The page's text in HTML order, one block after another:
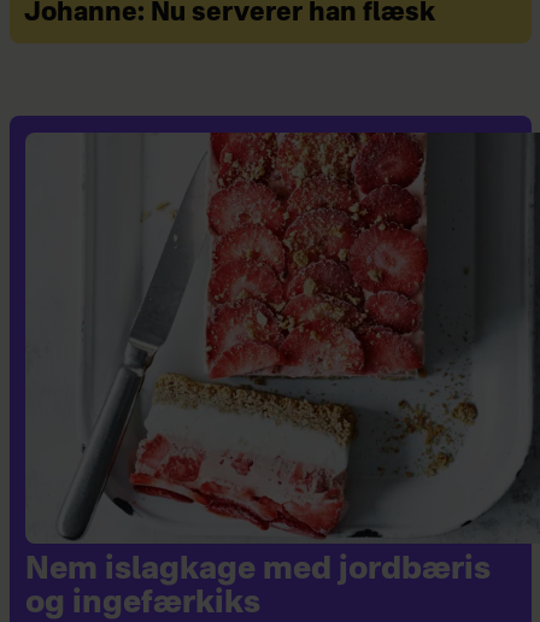
Johanne: Nu serverer han flæsk
Nem islagkage med jordbæris
og ingefærkiks